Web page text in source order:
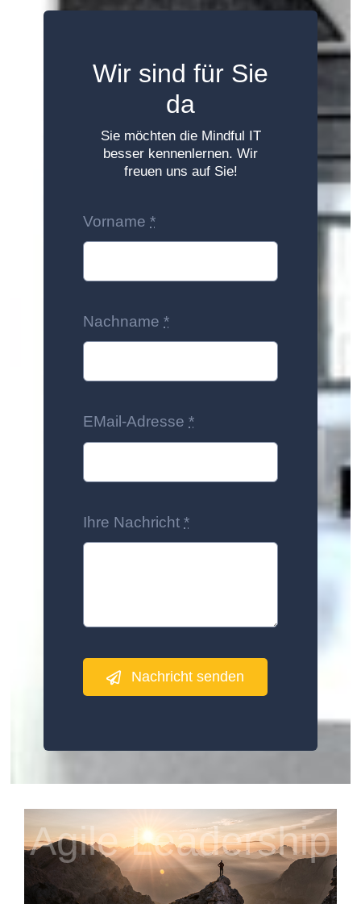
Wir sind für Sie
da
Sie möchten die Mindful IT
besser kennenlernen. Wir
freuen uns auf Sie!
Vorname*
Nachname*
EMail-Adresse*
Ihre Nachricht*
Nachricht senden
Agile Leadership